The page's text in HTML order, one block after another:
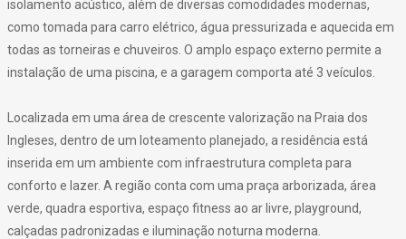
isolamento acústico, além de diversas comodidades modernas,
como tomada para carro elétrico, água pressurizada e aquecida em
todas as torneiras e chuveiros. O amplo espaço externo permite a
instalação de uma piscina, e a garagem comporta até 3 veículos.
Localizada em uma área de crescente valorização na Praia dos
Ingleses, dentro de um loteamento planejado, a residência está
inserida em um ambiente com infraestrutura completa para
conforto e lazer. A região conta com uma praça arborizada, área
verde, quadra esportiva, espaço fitness ao ar livre, playground,
calçadas padronizadas e iluminação noturna moderna.